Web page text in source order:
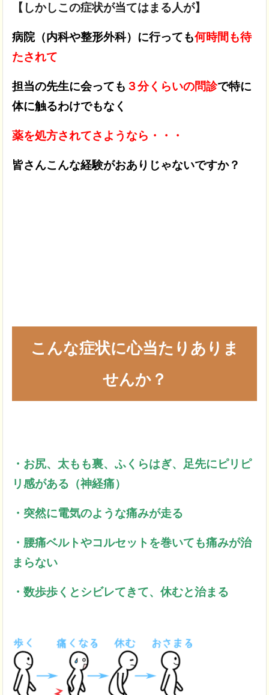
【しかしこの症状が当てはまる人が】
病院（内科や整形外科）に行っても何時間も待
たされて
担当の先生に会っても ３分くらいの問診で特に
体に触るわけでもなく
薬を処方されてさようなら・・・
皆さんこんな経験がおありじゃないですか？
こんな症状に心当たりありま
せんか？
・お尻、太もも裏、ふくらはぎ、足先にピリピ
リ感がある（神経痛）
・突然に電気のような痛みが走る
・腰痛ベルトやコルセットを巻いても痛みが治
まらない
・数歩歩くとシビレてきて、休むと治まる